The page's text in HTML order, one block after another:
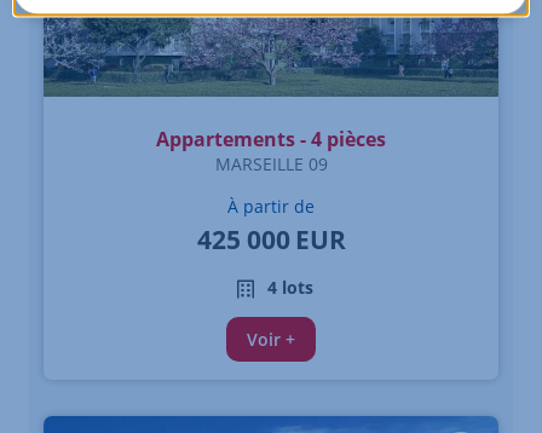
Appartements - 4 pièces
MARSEILLE 09
À partir de
425 000 EUR
4 lots
Voir +